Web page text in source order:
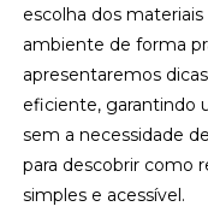
escolha dos
ambiente de forma
apresentaremos
eficiente, garantindo
sem a necessidade
para descobrir como
simples e acessível.